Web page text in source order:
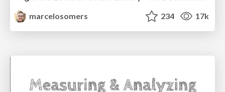
marcelosomers
234 17k